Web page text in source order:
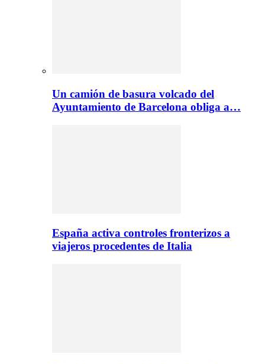
Un camión de basura volcado del
Ayuntamiento de Barcelona obliga a…
España activa controles fronterizos a
viajeros procedentes de Italia